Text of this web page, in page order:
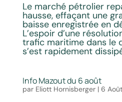
Le marché pétrolier
hausse, effaçant une
baisse enregistrée en
L’espoir d’une
trafic maritime dans le
s’est rapidement
Info Mazout du 6 août
par Eliott Hornisberger| 6